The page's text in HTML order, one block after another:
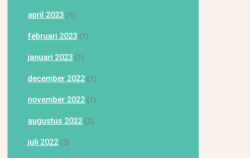
april 2023 (1)
februari 2023 (1)
januari 2023 (1)
december 2022 (1)
november 2022 (1)
augustus 2022 (2)
juli 2022 (5)